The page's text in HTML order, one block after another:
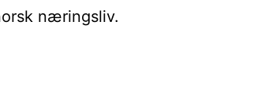
næringsliv.